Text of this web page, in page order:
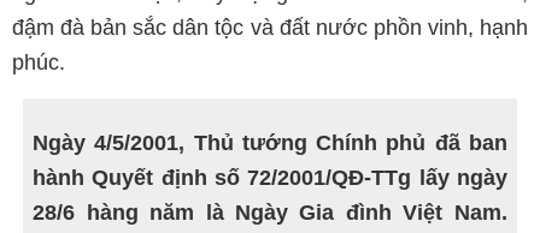
đậm đà bản sắc dân tộc và đất nước phồn vinh, hạnh
phúc.
Ngày 4/5/2001, Thủ tướng Chính phủ đã ban
hành Quyết định số 72/2001/QĐ-TTg lấy ngày
28/6 hàng năm là Ngày Gia đình Việt Nam.